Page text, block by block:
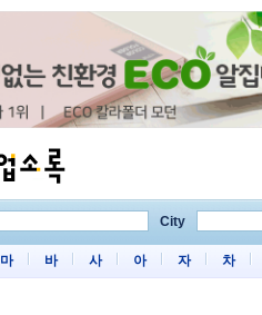
City
마 바 사 아 자 차